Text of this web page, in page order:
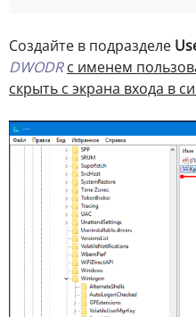
Создайте в подразделе
DWODR с именем
скрыть с экрана входа в